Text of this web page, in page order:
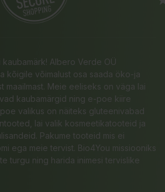
kaubamärk! Albero Verde OÜ
kõigile võimalust osa saada öko-ja
maailmast. Meie eeliseks on väga lai
kaubamärgid ning e-poe kiire
valikus on näiteks gluteenivabad
lai valik kosmeetikatooteid ja
Pakume tooteid mis ei
ega meie tervist. Bio4You missiooniks
turgu ning harida inimesi tervislike